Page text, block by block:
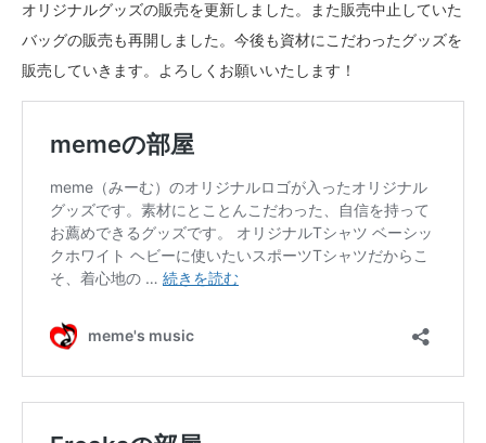
オリジナルグッズの販売を更新しました。また販売中止していた
バッグの販売も再開しました。今後も資材にこだわったグッズを
販売していきます。よろしくお願いいたします！